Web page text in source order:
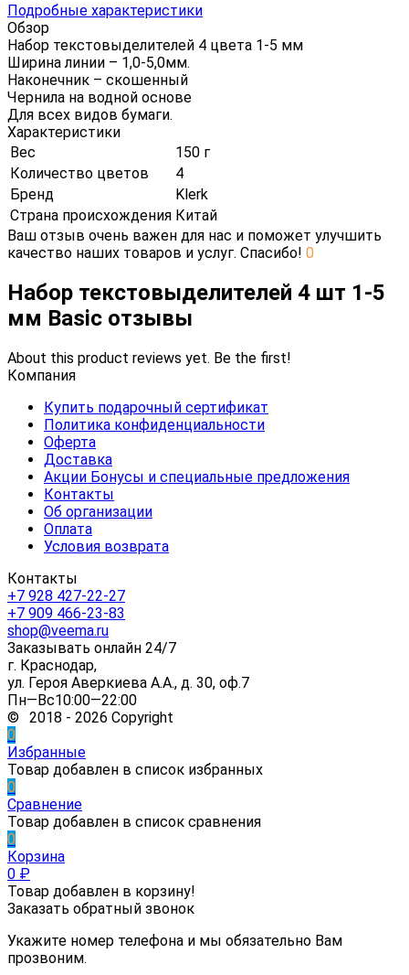
Подробные характеристики
Обзор
Набор текстовыделителей 4 цвета 1-5 мм
Ширина линии – 1,0-5,0мм.
Наконечник – скошенный
Чернила на водной основе
Для всех видов бумаги.
Характеристики
Вес
150 г
Количество цветов
4
Бренд
Klerk
Страна происхождения Китай
Ваш отзыв очень важен для нас и поможет улучшить
качество наших товаров и услуг. Спасибо! 0
Набор текстовыделителей 4 шт 1-5
мм Basic отзывы
About this product reviews yet. Be the first!
Компания
Купить подарочный сертификат
Политика конфиденциальности
Оферта
Доставка
Акции Бонусы и специальные предложения
Контакты
Об организации
Оплата
Условия возврата
Контакты
+7 928 427-22-27
+7 909 466-23-83
shop@veema.ru
Заказывать онлайн 24/7
г. Краснодар,
ул. Героя Аверкиева А.А., д. 30, оф.7
Пн—Вс10:00—22:00
© 2018 - 2026 Copyright
0
Избранные
Товар добавлен в список избранных
0
Сравнение
Товар добавлен в список сравнения
0
Корзина
0 ₽
Товар добавлен в корзину!
Заказать обратный звонок
Укажите номер телефона и мы обязательно Вам
прозвоним.